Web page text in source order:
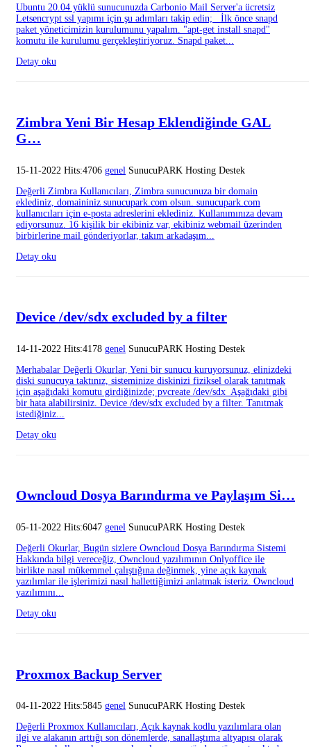
Ubuntu 20.04 yüklü sunucunuzda Carbonio Mail Server'a ücretsiz
Letsencrypt ssl yapımı için şu adımları takip edin; İlk önce snapd
paket yöneticimizin kurulumunu yapalım. "apt-get install snapd"
komutu ile kurulumu gerçekleştiriyoruz. Snapd paket...
Detay oku
Zimbra Yeni Bir Hesap Eklendiğinde GAL
G…
15-11-2022 Hits:4706 genel SunucuPARK Hosting Destek
Değerli Zimbra Kullanıcıları, Zimbra sunucunuza bir domain
eklediniz, domaininiz sunucupark.com olsun. sunucupark.com
kullanıcıları için e-posta adreslerini eklediniz. Kullanımınıza devam
ediyorsunuz. 16 kişilik bir ekibiniz var, ekibiniz webmail üzerinden
birbirlerine mail gönderiyorlar, takım arkadaşım...
Detay oku
Device /dev/sdx excluded by a filter
14-11-2022 Hits:4178 genel SunucuPARK Hosting Destek
Merhabalar Değerli Okurlar, Yeni bir sunucu kuruyorsunuz, elinizdeki
diski sunucuya taktınız, sisteminize diskinizi fiziksel olarak tanıtmak
için aşağıdaki komutu girdiğinizde; pvcreate /dev/sdx Aşağıdaki gibi
bir hata alabilirsiniz. Device /dev/sdx excluded by a filter. Tanıtmak
istediğiniz...
Detay oku
Owncloud Dosya Barındırma ve Paylaşım Si…
05-11-2022 Hits:6047 genel SunucuPARK Hosting Destek
Değerli Okurlar, Bugün sizlere Owncloud Dosya Barındırma Sistemi
Hakkında bilgi vereceğiz, Owncloud yazılımının Onlyoffice ile
birlikte nasıl mükemmel çalıştığına değinmek, yine açık kaynak
yazılımlar ile işlerimizi nasıl hallettiğimizi anlatmak isteriz. Owncloud
yazılımını...
Detay oku
Proxmox Backup Server
04-11-2022 Hits:5845 genel SunucuPARK Hosting Destek
Değerli Proxmox Kullanıcıları, Açık kaynak kodlu yazılımlara olan
ilgi ve alakanın arttığı son dönemlerde, sanallaştıma altyapısı olarak